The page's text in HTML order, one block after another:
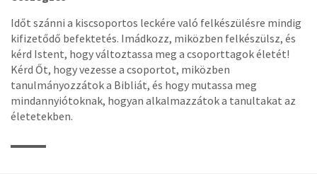
Időt szánni a kiscsoportos leckére való felkészülésre mindig
kifizetődő befektetés. Imádkozz, miközben felkészülsz, és
kérd Istent, hogy változtassa meg a csoporttagok életét!
Kérd Őt, hogy vezesse a csoportot, miközben
tanulmányozzátok a Bibliát, és hogy mutassa meg
mindannyiótoknak, hogyan alkalmazzátok a tanultakat az
életetekben.